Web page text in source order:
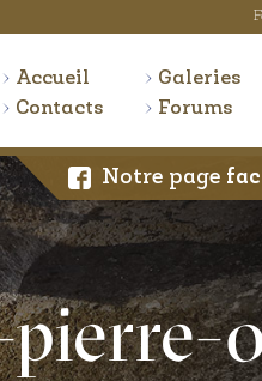
Accueil Galeries
Contacts
Forums
Notre page